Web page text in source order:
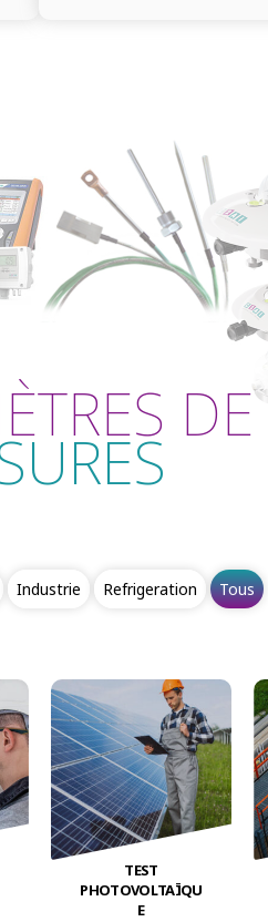
DE
Industrie Refrigeration Tous
TEST
PHOTOVOLTAÏQU
E